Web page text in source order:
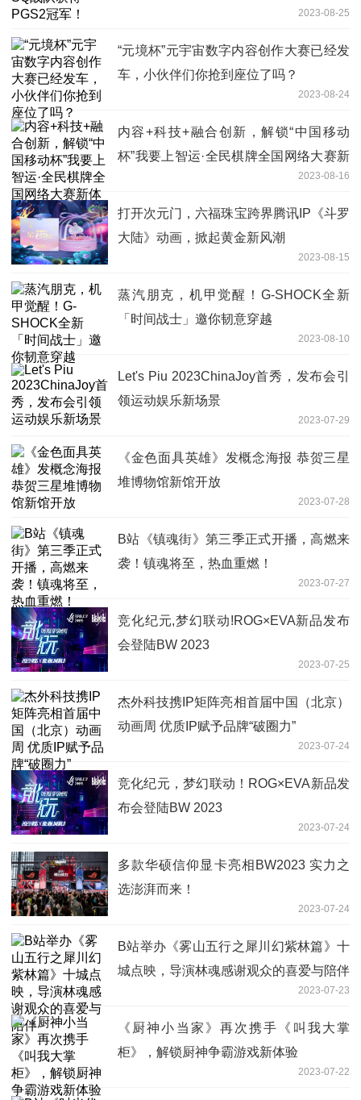
2023-08-25
“元境杯”元宇宙数字内容创作大赛已经发
车，小伙伴们你抢到座位了吗？
2023-08-24
内容+科技+融合创新，解锁“中国移动
杯”我要上智运·全民棋牌全国网络大赛新
2023-08-16
打开次元门，六福珠宝跨界腾讯IP《斗罗
大陆》动画，掀起黄金新风潮
2023-08-15
蒸汽朋克，机甲觉醒！G-SHOCK全新
「时间战士」邀你韧意穿越
2023-08-10
Let's Piu 2023ChinaJoy首秀，发布会引
领运动娱乐新场景
2023-07-29
《金色面具英雄》发概念海报 恭贺三星
堆博物馆新馆开放
2023-07-28
B站《镇魂街》第三季正式开播，高燃来
袭！镇魂将至，热血重燃！
2023-07-27
竞化纪元,梦幻联动!ROG×EVA新品发布
会登陆BW 2023
2023-07-25
杰外科技携IP矩阵亮相首届中国（北京）
动画周 优质IP赋予品牌“破圈力”
2023-07-24
竞化纪元，梦幻联动！ROG×EVA新品发
布会登陆BW 2023
2023-07-24
多款华硕信仰显卡亮相BW2023 实力之
选澎湃而来！
2023-07-24
B站举办《雾山五行之犀川幻紫林篇》十
城点映，导演林魂感谢观众的喜爱与陪伴
2023-07-23
《厨神小当家》再次携手《叫我大掌
柜》，解锁厨神争霸游戏新体验
2023-07-22